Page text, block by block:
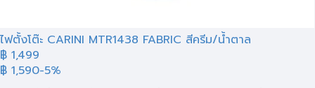
ไฟตั้งโต๊ะ CARINI MTR1438 FABRIC สีครีม/น้ำตาล
฿ 1,499
฿ 1,590-5%